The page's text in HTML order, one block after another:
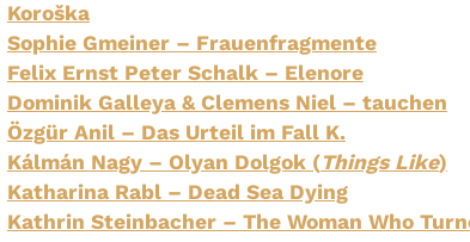
Koroška
Sophie Gmeiner – Frauenfragmente
Felix Ernst Peter Schalk – Elenore
Dominik Galleya & Clemens Niel – tauchen
Özgür Anil – Das Urteil im Fall K.
Kálmán Nagy – Olyan Dolgok (Things Like)
Katharina Rabl – Dead Sea Dying
Kathrin Steinbacher – The Woman Who